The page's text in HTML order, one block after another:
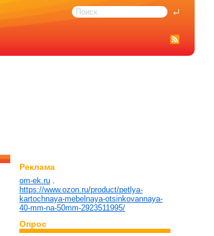
Реклама
om-ek.ru
https://www.ozon.ru/product/petlya-
kartochnaya-mebelnaya-otsinkovannaya-
40-mm-na-50mm-2923511995/
Опрос